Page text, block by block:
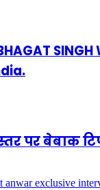
BHAGAT
पर बेबाक